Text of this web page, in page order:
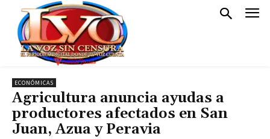
ECONÓMICAS
Agricultura anuncia ayudas a
productores afectados en San
Juan, Azua y Peravia